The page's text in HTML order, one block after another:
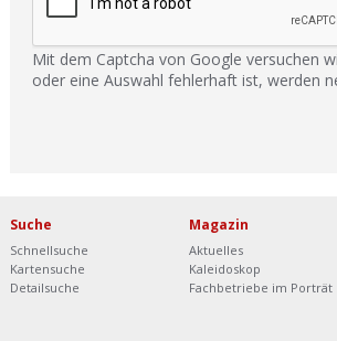
Mit dem Captcha von Google versuchen
oder eine Auswahl fehlerhaft ist, werden
Suche
Schnellsuche
Kartensuche
Detailsuche
Magazin
Aktuelles
Kaleidoskop
Fachbetriebe im Porträt